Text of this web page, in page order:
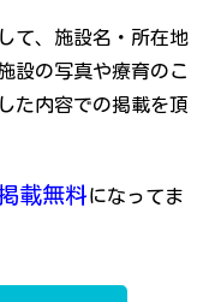
て、施設名・所在地
設の写真や療育のこ
た内容での掲載を頂
載無料になってま